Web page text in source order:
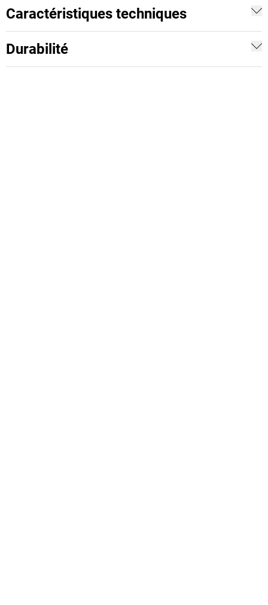
Caractéristiques techniques
Durabilité